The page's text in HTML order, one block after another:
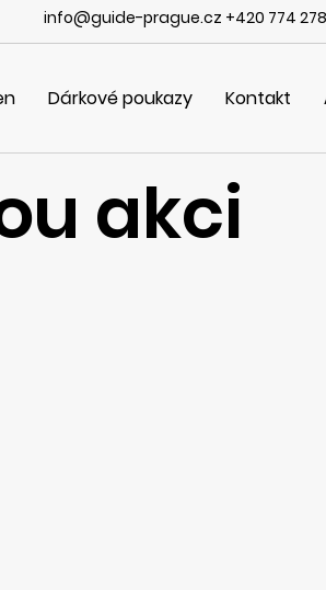
info@guide-prague.cz +420 774
Dárkové poukazy Kontakt
akci